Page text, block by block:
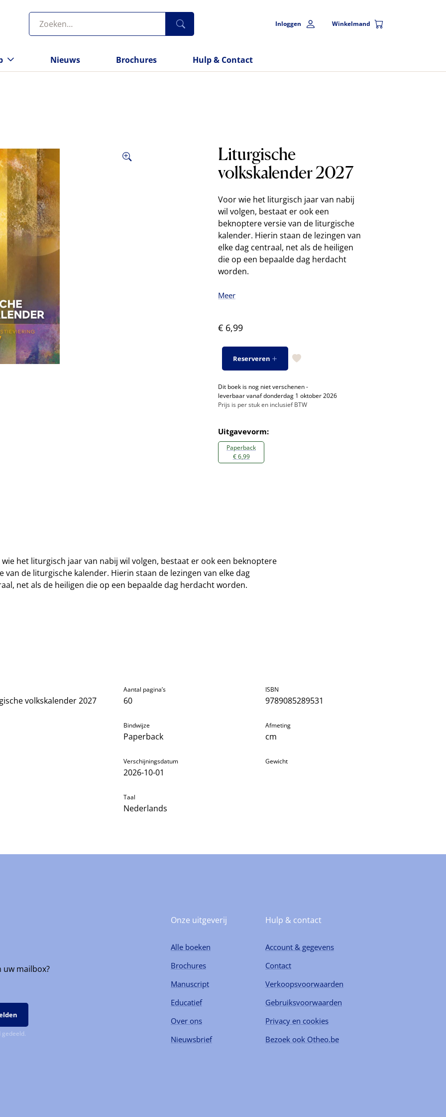
Inloggen Winkelmand
Nieuws Brochures Hulp & Contact
Liturgische
volkskalender 2027
Voor wie het liturgisch jaar van nabij
wil volgen, bestaat er ook een
beknoptere versie van de liturgische
kalender. Hierin staan de lezingen van
elke dag centraal, net als de heiligen
die op een bepaalde dag herdacht
worden.
Meer
€ 6,99
Reserveren
Dit boek is nog niet verschenen -
leverbaar vanaf donderdag 1 oktober 2026
Prijs is per stuk en inclusief BTW
Uitgavevorm:
Paperback
€ 6,99
het liturgisch jaar van nabij wil volgen, bestaat er ook een beknoptere
van de liturgische kalender. Hierin staan de lezingen van elke dag
net als de heiligen die op een bepaalde dag herdacht worden.
volkskalender 2027
Aantal pagina’s
60
Bindwijze
Paperback
Verschijningsdatum
2026-10-01
Taal
Nederlands
ISBN
9789085289531
Afmeting
cm
Gewicht
uw mailbox?
Onze uitgeverij
Alle boeken
Brochures
Manuscript
Educatief
Over ons
Nieuwsbrief
Hulp & contact
Account & gegevens
Contact
Verkoopsvoorwaarden
Gebruiksvoorwaarden
Privacy en cookies
Bezoek ook Otheo.be